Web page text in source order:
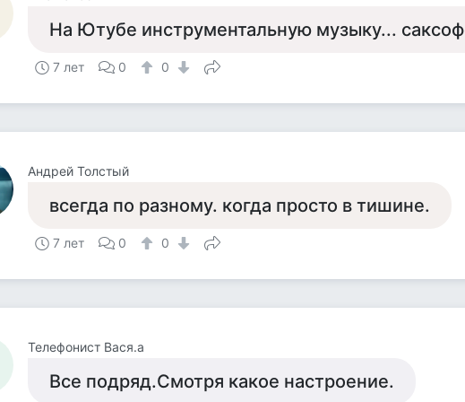
На Ютубе инструментальную музыку...
7 лет 0 0
Андрей Толстый
всегда по разному. когда просто в тишине.
7 лет 0 0
Телефонист Вася.а
Все подряд.Смотря какое настроение.